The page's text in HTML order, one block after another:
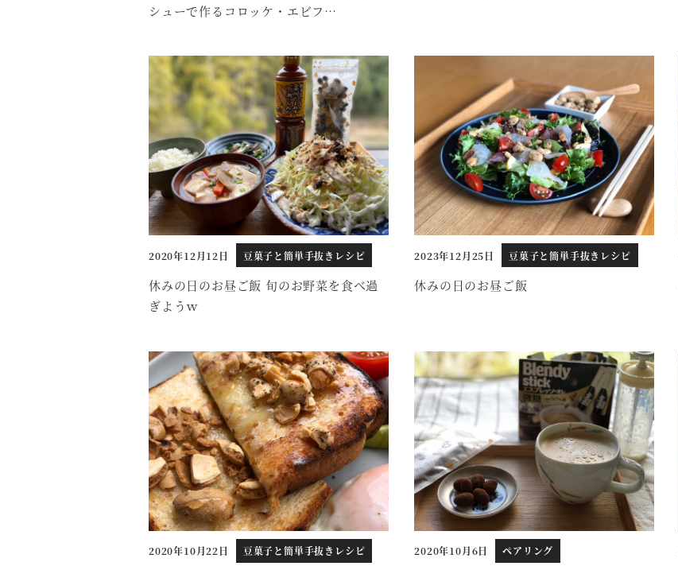
シューで作るコロッケ・エビフ…
休みの日のお昼ご飯 旬のお野菜を食べ過
ぎようｗ
投稿日
2020年12月12日 豆菓子と簡単手抜きレシピ
休みの日のお昼ご飯
2023年12月25日 豆菓子と簡単手抜きレシピ
投稿日
2020年10月22日 豆菓子と簡単手抜きレシピ
投稿日
2020年10月6日 ペアリング